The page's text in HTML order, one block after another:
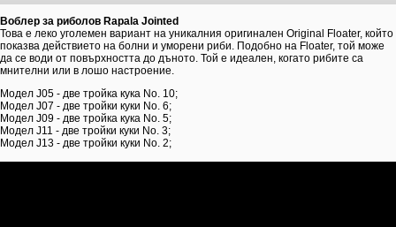
Воблер за риболов Rapala Jointed
Това е леко уголемен вариант на уникалния оригинален Original Floater, който
показва действието на болни и уморени риби. Подобно на Floater, той може
да се води от повърхността до дъното. Той е идеален, когато рибите са
мнителни или в лошо настроение.
Модел J05 - две тройка кука No. 10;
Модел J07 - две тройки куки No. 6;
Модел J09 - две тройка кука No. 5;
Модел J11 - две тройки куки No. 3;
Модел J13 - две тройки куки No. 2;